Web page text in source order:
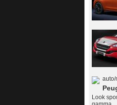
auto/
Look